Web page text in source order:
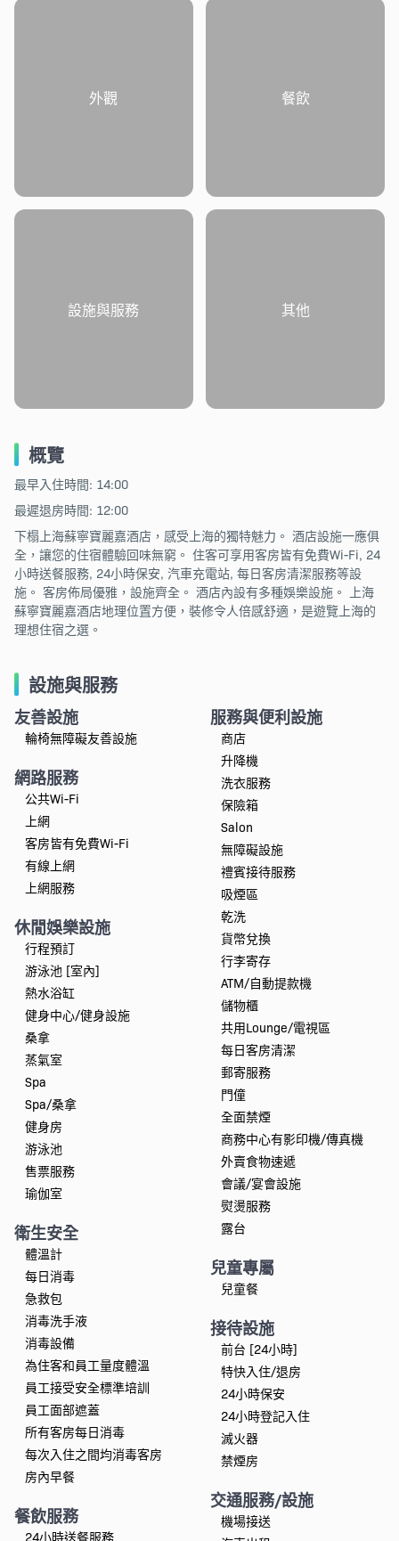
外觀 餐飲
設施與服務 其他
概覽
最早入住時間: 14:00
最遲退房時間: 12:00
下榻上海蘇寧寶麗嘉酒店，感受上海的獨特魅力。 酒店設施一應俱
全，讓您的住宿體驗回味無窮。 住客可享用客房皆有免費Wi-Fi, 24
小時送餐服務, 24小時保安, 汽車充電站, 每日客房清潔服務等設
施。 客房佈局優雅，設施齊全。 酒店內設有多種娛樂設施。 上海
蘇寧寶麗嘉酒店地理位置方便，裝修令人倍感舒適，是遊覽上海的
理想住宿之選。
設施與服務
友善設施
輪椅無障礙友善設施
網路服務
公共Wi-Fi
上網
客房皆有免費Wi-Fi
有線上網
上網服務
休閒娛樂設施
行程預訂
游泳池 [室內]
熱水浴缸
健身中心/健身設施
桑拿
蒸氣室
Spa
Spa/桑拿
健身房
游泳池
售票服務
瑜伽室
衛生安全
體溫計
每日消毒
急救包
消毒洗手液
消毒設備
為住客和員工量度體溫
員工接受安全標準培訓
員工面部遮蓋
所有客房每日消毒
每次入住之間均消毒客房
房內早餐
餐飲服務
24小時送餐服務
服務與便利設施
商店
升降機
洗衣服務
保險箱
Salon
無障礙設施
禮賓接待服務
吸煙區
乾洗
貨幣兌換
行李寄存
ATM/自動提款機
儲物櫃
共用Lounge/電視區
每日客房清潔
郵寄服務
門僮
全面禁煙
商務中心有影印機/傳真機
外賣食物速遞
會議/宴會設施
熨燙服務
露台
兒童專屬
兒童餐
接待設施
前台 [24小時]
特快入住/退房
24小時保安
24小時登記入住
滅火器
禁煙房
交通服務/設施
機場接送